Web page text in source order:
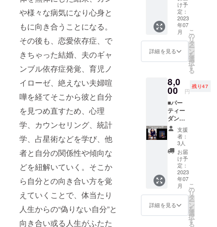
や様々な病気になり心身と
もに向き合うことになる。
その後も、恋愛依存症、で
きちゃった結婚、夫のギャ
ンブル依存症発覚、育児ノ
イローゼ、絶えない夫婦喧
嘩を経てそこから彼と自分
を見つめ直すため、心理
学、カウンセリング、統計
学、占星術などを学び、他
者と自分の関係性や傾向な
どを紐解いていく。そこか
ら自分との向き合い方を覚
えていくことで、体当たり
人生からの“偽りない自分”と
向き合い或る人生がふたた
す。
※2023
年2月頃
から順
次発送
し2023
年7月ま
す。
にこち
らで選
んでお
送りし
ます。
※2023
年2月頃
から順
次発送
年7月ま
でには
お届け
致しま
す。
味が特
徴的な
ブレン
ドと
なって
いま
す。
Tatsuki
Koffee'
Recipe
Temper
ature：
92℃
Beans
：15g
Grind：
中挽き
Time：
3:00
「陰」
「陽」
どちら
かはラ
ンダム
にこち
らで選
んでお
送りし
か！？
感じた
イメー
ジを作
ていま
す。 作
欠片の
記憶を
見つけ
るかも
しれま
せん。
そうし
たら、
あのと
きを一
緒に旅
をしま
しょ
う。 ■
アー
ト 綺
羅 デジ
たこと
◇才能
と思っ
ていた
けれ
ど、実
は承認
と ◇日
常でエ
ネル
ギーを
消耗し
てるポ
イン
ト...etc
☆月星
座癒し
の絵本
付き
*⁠･⁠゜ﾟ⁠拡
大・発
展の前
に、ま
ず「癒
もとに
読み解
きま
す。) ♡
自分を
愛した
い ♡愛
された
い ♡恋
しい ♡
彼が浮
気をす
るのか
知りた
い ♡自
分の恋
愛傾向
を知り
たい な
どなど
お友達
にも相
談し辛
かった
りする
ので 1
け予
定：
2023
年07
月
詳細を見る
こ
の
リ
タ
ー
ン
を
選
択
す
る
8,0
00 円
残り47
■パー
ティー
ダンス
(ペアダ
ンス)教
室in東
京
ちょっ
とした
海外
パー
ティー
で踊れ
るよう
に、プ
ロのダ
支援
者：
3人
お届
け予
定：
2023
年07
月
詳細を見る
こ
の
リ
タ
ー
ン
を
選
択
す
る